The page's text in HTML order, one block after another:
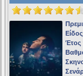
Έτος